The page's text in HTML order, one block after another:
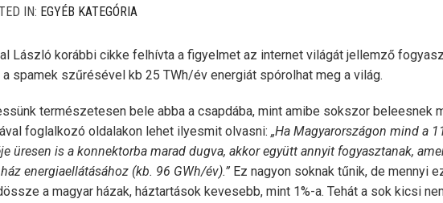
IN: EGYÉB KATEGÓRIA
László korábbi cikke felhívta a figyelmet az internet világát jellemző
a spamek szűrésével kb 25 TWh/év energiát spórolhat meg a világ.
természetesen bele abba a csapdába, mint amibe sokszor beleesnek
foglalkozó oldalakon lehet ilyesmit olvasni: „Ha Magyarországon mind a
üresen is a konnektorba marad dugva, akkor együtt annyit fogyasztanak,
energiaellátásához (kb. 96 GWh/év).” Ez nagyon soknak tűnik, de mennyi
a magyar házak, háztartások kevesebb, mint 1%-a. Tehát a sok kicsi